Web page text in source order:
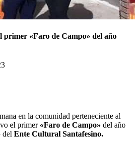
primer «Faro de Campo» del año
en la comunidad perteneciente al
el primer «Faro de Campo» del año
del Ente Cultural Santafesino.